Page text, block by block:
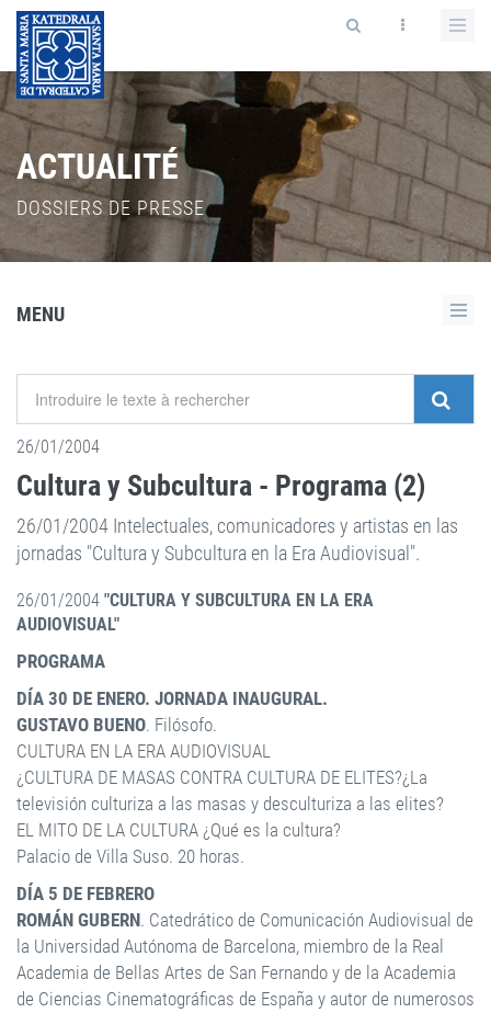
ACTUALITÉ
DOSSIERS DE PRESSE
MENU
26/01/2004
Cultura y Subcultura - Programa (2)
26/01/2004 Intelectuales, comunicadores y artistas en las
jornadas "Cultura y Subcultura en la Era Audiovisual".
26/01/2004 "CULTURA Y SUBCULTURA EN LA ERA
AUDIOVISUAL"
PROGRAMA
DÍA 30 DE ENERO. JORNADA INAUGURAL.
GUSTAVO BUENO. Filósofo.
CULTURA EN LA ERA AUDIOVISUAL
¿CULTURA DE MASAS CONTRA CULTURA DE ELITES?¿La
televisión culturiza a las masas y desculturiza a las elites?
EL MITO DE LA CULTURA ¿Qué es la cultura?
Palacio de Villa Suso. 20 horas.
DÍA 5 DE FEBRERO
ROMÁN GUBERN. Catedrático de Comunicación Audiovisual de
la Universidad Autónoma de Barcelona, miembro de la Real
Academia de Bellas Artes de San Fernando y de la Academia
de Ciencias Cinematográficas de España y autor de numerosos